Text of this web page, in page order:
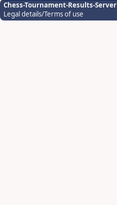
Chess-Tournament-Results-Server
Legal details/Terms of use